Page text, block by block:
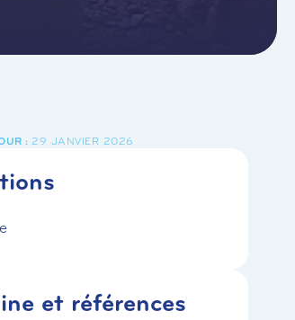
29 JANVIER 2026
et références